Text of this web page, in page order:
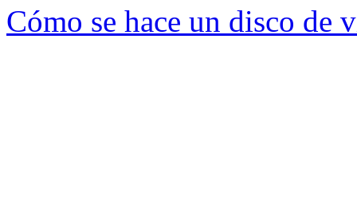
Cómo se hace un disco de